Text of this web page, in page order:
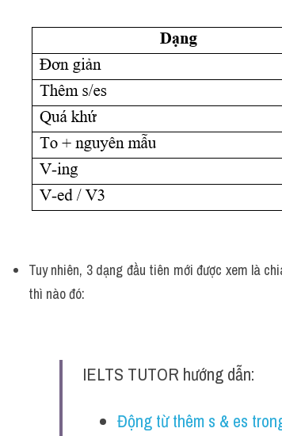
Tuy nhiên, 3 dạng đầu tiên mới được xem là
thì nào đó:
IELTS TUTOR hướng dẫn:
Động từ thêm s & es